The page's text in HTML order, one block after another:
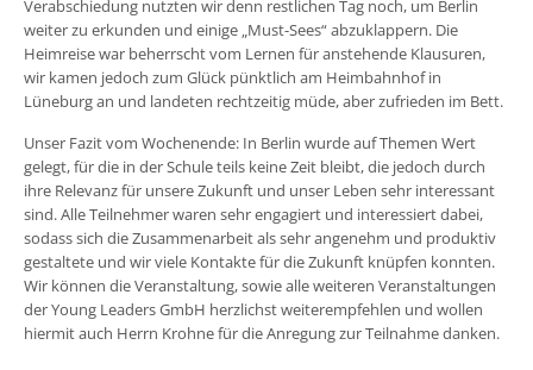
Verabschiedung nutzten wir denn restlichen Tag noch, um Berlin
weiter zu erkunden und einige „Must-Sees“ abzuklappern. Die
Heimreise war beherrscht vom Lernen für anstehende Klausuren,
wir kamen jedoch zum Glück pünktlich am Heimbahnhof in
Lüneburg an und landeten rechtzeitig müde, aber zufrieden im Bett.
Unser Fazit vom Wochenende: In Berlin wurde auf Themen Wert
gelegt, für die in der Schule teils keine Zeit bleibt, die jedoch durch
ihre Relevanz für unsere Zukunft und unser Leben sehr interessant
sind. Alle Teilnehmer waren sehr engagiert und interessiert dabei,
sodass sich die Zusammenarbeit als sehr angenehm und produktiv
gestaltete und wir viele Kontakte für die Zukunft knüpfen konnten.
Wir können die Veranstaltung, sowie alle weiteren Veranstaltungen
der Young Leaders GmbH herzlichst weiterempfehlen und wollen
hiermit auch Herrn Krohne für die Anregung zur Teilnahme danken.